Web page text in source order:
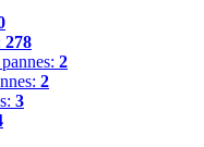
278
2
2
3